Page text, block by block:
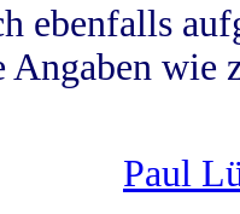
ebenfalls
Angaben wie
Paul